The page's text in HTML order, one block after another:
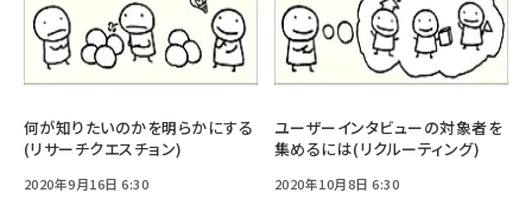
何が知りたいのかを明らかにする
(リサーチクエスチョン)
2020年9月16日 6:30
ユーザーインタビューの対象者を
集めるには(リクルーティング)
2020年10月8日 6:30